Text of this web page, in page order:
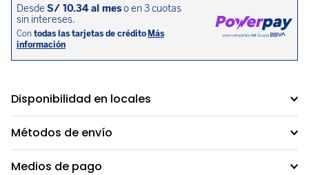
Disponibilidad en locales
Métodos de envío
Medios de pago